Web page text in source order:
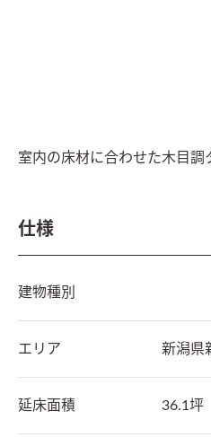
室内の床材に合わせた木目調
仕様
建物種別
エリア 新潟県
延床面積 36.1坪